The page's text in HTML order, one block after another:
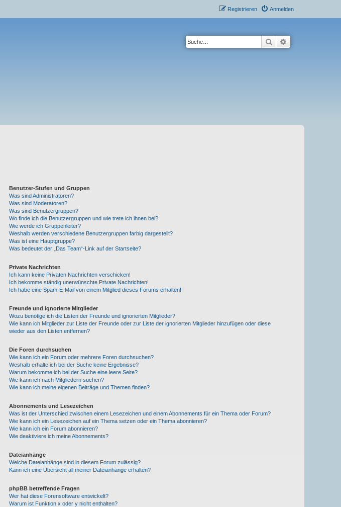
Anmelden
Registrieren
Suche
Benutzer-Stufen und Gruppen
Was sind Administratoren?
Was sind Moderatoren?
Was sind Benutzergruppen?
Wo finde ich die Benutzergruppen und wie trete ich ihnen bei?
Wie werde ich Gruppenleiter?
Weshalb werden verschiedene Benutzergruppen farbig dargestellt?
Was ist eine Hauptgruppe?
Was bedeutet der „Das Team“-Link auf der Startseite?
Private Nachrichten
Ich kann keine Privaten Nachrichten verschicken!
Ich bekomme ständig unerwünschte Private Nachrichten!
Ich habe eine Spam-E-Mail von einem Mitglied dieses Forums erhalten!
Freunde und ignorierte Mitglieder
Wozu benötige ich die Listen der Freunde und ignorierten Mitglieder?
Wie kann ich Mitglieder zur Liste der Freunde oder zur Liste der ignorierten Mitglieder hinzufügen oder diese
wieder aus den Listen entfernen?
Die Foren durchsuchen
Wie kann ich ein Forum oder mehrere Foren durchsuchen?
Weshalb erhalte ich bei der Suche keine Ergebnisse?
Warum bekomme ich bei der Suche eine leere Seite?
Wie kann ich nach Mitgliedern suchen?
Wie kann ich meine eigenen Beiträge und Themen finden?
Abonnements und Lesezeichen
Was ist der Unterschied zwischen einem Lesezeichen und einem Abonnements für ein Thema oder Forum?
Wie kann ich ein Lesezeichen auf ein Thema setzen oder ein Thema abonnieren?
Wie kann ich ein Forum abonnieren?
Wie deaktiviere ich meine Abonnements?
Dateianhänge
Welche Dateianhänge sind in diesem Forum zulässig?
Kann ich eine Übersicht all meiner Dateianhänge erhalten?
phpBB betreffende Fragen
Wer hat diese Forensoftware entwickelt?
Warum ist Funktion x oder y nicht enthalten?